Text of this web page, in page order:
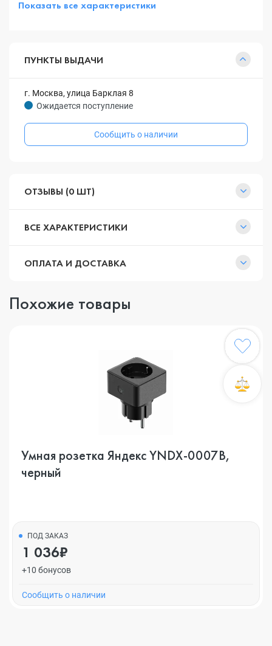
Показать все характеристики
ПУНКТЫ ВЫДАЧИ
г. Москва, улица Барклая 8
Ожидается поступление
Сообщить о наличии
ОТЗЫВЫ (0 ШТ)
ВСЕ ХАРАКТЕРИСТИКИ
ОПЛАТА И ДОСТАВКА
Похожие товары
Умная розетка Яндекс YNDX-0007B,
черный
ПОД ЗАКАЗ
1 036₽
+10 бонусов
Cообщить о наличии